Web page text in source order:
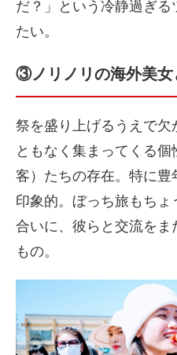
だ？」という冷静過ぎ
たい。
③ノリノリの海外美女
祭を盛り上げるうえで欠
ともなく集まってくる
客）たちの存在。特に
印象的。ぼっち旅もち
合いに、彼らと交流をま
もの。